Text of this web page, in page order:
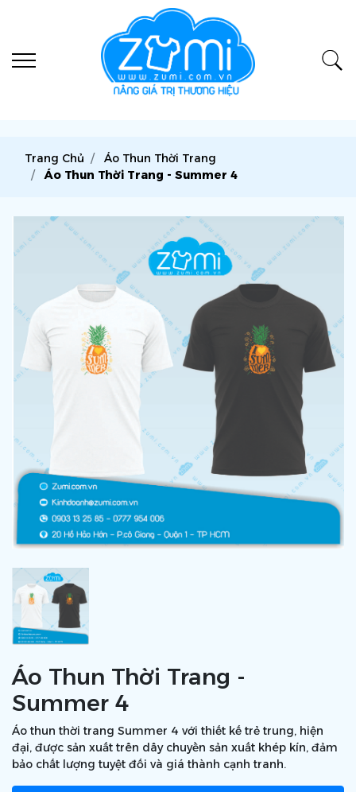
Trang Chủ
Áo Thun Thời Trang
Áo Thun Thời Trang - Summer 4
Áo Thun Thời Trang -
Summer 4
Áo thun thời trang Summer 4 với thiết kế trẻ trung, hiện
đại, được sản xuất trên dây chuyền sản xuất khép kín, đảm
bảo chất lượng tuyệt đối và giá thành cạnh tranh.